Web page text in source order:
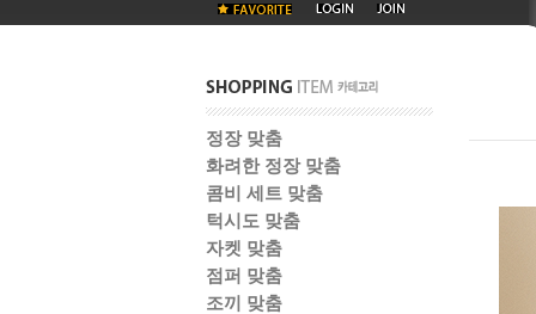
정장 맞춤
화려한 정장 맞춤
콤비 세트 맞춤
턱시도 맞춤
자켓 맞춤
점퍼 맞춤
조끼 맞춤